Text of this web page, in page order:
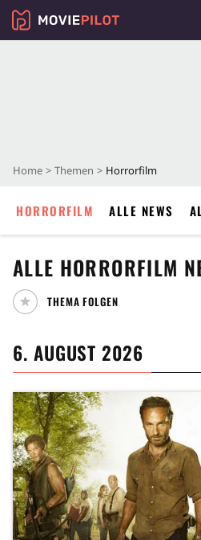
Home Themen Horrorfilm
HORRORFILM ALLE NEWS
ALLE HORRORFILM
THEMA FOLGEN
6. AUGUST 2026